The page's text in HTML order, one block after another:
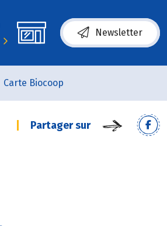
Newsletter
Carte Biocoop
Partager sur